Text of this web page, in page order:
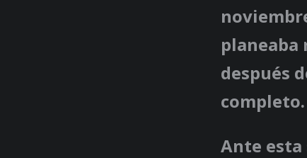
planeaba
después
completo.
Ante